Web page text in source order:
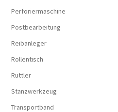
Perforiermaschine
Postbearbeitung
Reibanleger
Rollentisch
Rüttler
Stanzwerkzeug
Transportband